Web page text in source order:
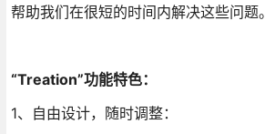
帮助我们在很短的时间内解决这些问题。
“Treation”功能特色：
1、自由设计，随时调整：